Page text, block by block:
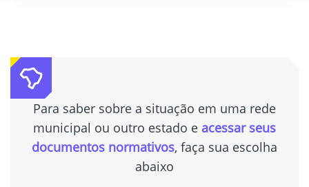
Para saber sobre a situação em uma rede
municipal ou outro estado e acessar seus
documentos normativos, faça sua escolha
abaixo